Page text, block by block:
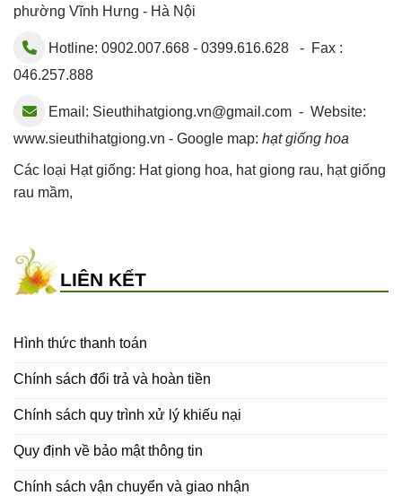
phường Vĩnh Hưng - Hà Nội
Hotline: 0902.007.668 - 0399.616.628 - Fax :
046.257.888
Email: Sieuthihatgiong.vn@gmail.com - Website:
www.sieuthihatgiong.vn - Google map: hạt giống hoa
Các loại Hạt giống: Hat giong hoa, hat giong rau, hạt giống
rau mầm,
LIÊN KẾT
Hình thức thanh toán
Chính sách đổi trả và hoàn tiền
Chính sách quy trình xử lý khiếu nại
Quy định về bảo mật thông tin
Chính sách vận chuyển và giao nhận